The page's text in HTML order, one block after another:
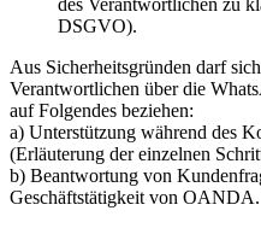
des Verantwortlichen zu
DSGVO).
Aus Sicherheitsgründen darf
Verantwortlichen über die
auf Folgendes beziehen:
a) Unterstützung während des
(Erläuterung der einzelnen
b) Beantwortung von
Geschäftstätigkeit von OANDA.